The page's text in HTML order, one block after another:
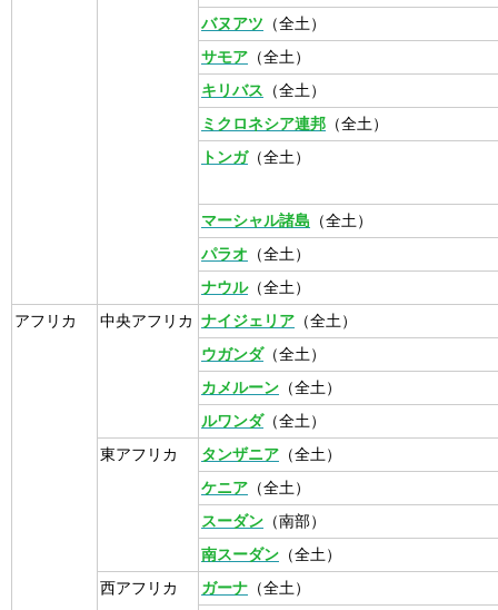
バヌアツ （全土）
サモア （全土）
キリバス （全土）
ミクロネシア連邦 （全土）
トンガ（全土）
マーシャル諸島 （全土）
パラオ （全土）
ナウル（全土）
アフリカ
中央アフリカ ナイジェリア （全土）
ウガンダ（全土）
カメルーン （全土）
ルワンダ（全土）
東アフリカ
タンザニア （全土）
ケニア （全土）
スーダン （南部）
南スーダン （全土）
西アフリカ
ガーナ （全土）